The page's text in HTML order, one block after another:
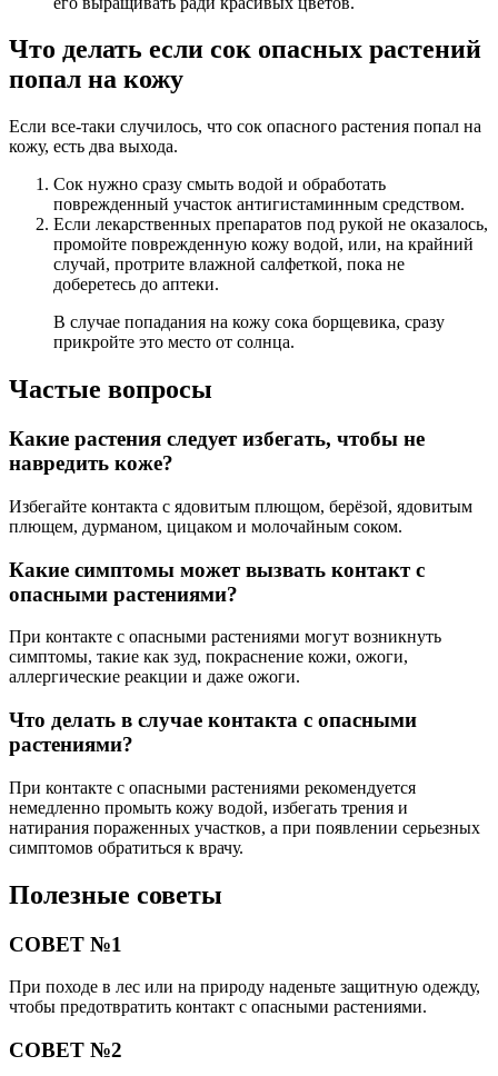
Что делать если сок опасных растений
попал на кожу
Если все-таки случилось, что сок опасного растения попал на
кожу, есть два выхода.
Сок нужно сразу смыть водой и обработать
поврежденный участок антигистаминным средством.
Если лекарственных препаратов под рукой не оказалось,
промойте поврежденную кожу водой, или, на крайний
случай, протрите влажной салфеткой, пока не
доберетесь до аптеки.
В случае попадания на кожу сока борщевика, сразу
прикройте это место от солнца.
Частые вопросы
Какие растения следует избегать, чтобы не
навредить коже?
Избегайте контакта с ядовитым плющом, берёзой, ядовитым
плющем, дурманом, цицаком и молочайным соком.
Какие симптомы может вызвать контакт с
опасными растениями?
При контакте с опасными растениями могут возникнуть
симптомы, такие как зуд, покраснение кожи, ожоги,
аллергические реакции и даже ожоги.
Что делать в случае контакта с опасными
растениями?
При контакте с опасными растениями рекомендуется
немедленно промыть кожу водой, избегать трения и
натирания пораженных участков, а при появлении серьезных
симптомов обратиться к врачу.
Полезные советы
СОВЕТ №1
При походе в лес или на природу наденьте защитную одежду,
чтобы предотвратить контакт с опасными растениями.
СОВЕТ №2